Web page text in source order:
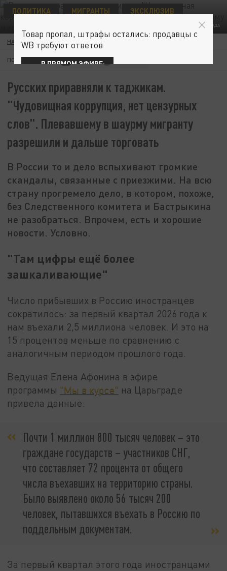
КОЛЛАЖ ЦАРЬГРАДА
ПОЛИТИКА МИГРАНТЫ ЭКСКЛЮЗИВ
НАТАЛЬЯ СТОЛИЧНАЯ 09 МАЯ 14:00
ПОДПИШИТЕСЬ:
Русских приравняли к таджикам.
"Чудовищная коррупция, нет цензурных
слов". Плевавшему в шаурму мигранту
разрешили и дальше торговать
В России то и дело вспыхивают громкие
скандалы, связанные с приезжими. На всю
страну прогремело дело, в котором, похоже,
без Следственного комитета и Бастрыкина
не разобраться. Впрочем, есть и хорошие
новости. Условно.
"Там цифры ещё более
зашкаливающие"
Число прибывших в Россию иностранцев
сократилось: за первый квартал 2026 года к
нам въехали 2,5 миллиона человек. И это на
15 процентов меньше по сравнению с
аналогичным периодом прошлого года.
Ведущая Елена Афонина в эфире
программы "Мы в курсе" на Царьграде
привела данные:
Почти 1 миллион 800 тысяч человек – это
граждане государств – участников СНГ,
что составляет 72 процента от общего
числа въехавших на территорию страны.
Было выявлено около 56 тысяч 200
человек, пытавшихся въехать в Россию по
поддельным документам.
За первый квартал этого года иностранцами
Товар пропал, штрафы остались: продавцы с
WB требуют ответов
В ПРЯМОМ ЭФИРЕ: